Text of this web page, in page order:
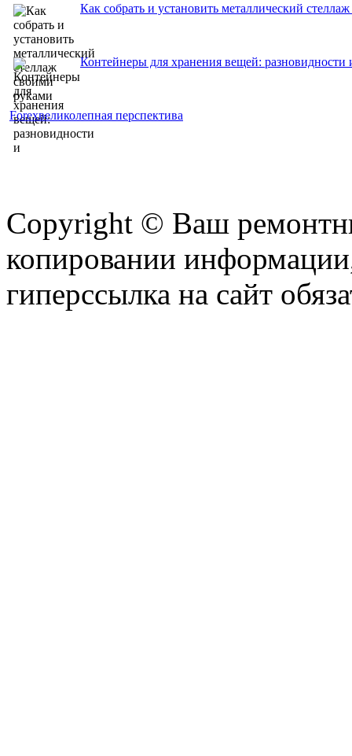
Как собрать и установить металлический
Контейнеры для хранения вещей: разновидности
Forexвеликолепная перспектива
Copyright © Ваш
копировании
гиперссылка на сайт